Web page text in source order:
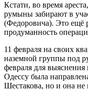
Кстати, во время
румыны забирают в
(Федоровича). Это ещё
продуманность
11 февраля на своих
наземной группы под
февраля для
Одессу была
Шестакова, но и она не